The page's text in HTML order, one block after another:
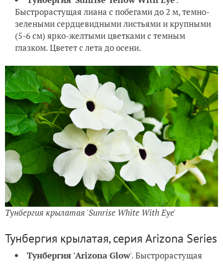
Быстрорастущая лиана с побегами до 2 м, темно-
зелеными сердцевидными листьями и крупными
(5-6 см) ярко-желтыми цветками с темным
глазком. Цветет с лета до осени.
Тунбергия крылатая 'Sunrise White With Eye'
Тунбергия крылатая, серия Arizona Series
Тунбергия 'Arizona Glow'. Быстрорастущая